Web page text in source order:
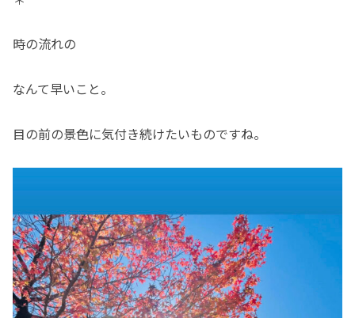
時の流れの
なんて早いこと。
目の前の景色に気付き続けたいものですね。